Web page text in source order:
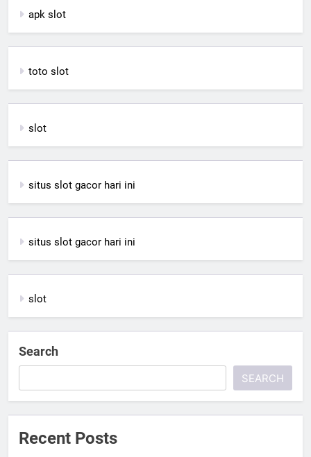
apk slot
toto slot
slot
situs slot gacor hari ini
situs slot gacor hari ini
slot
Search
SEARCH
Recent Posts